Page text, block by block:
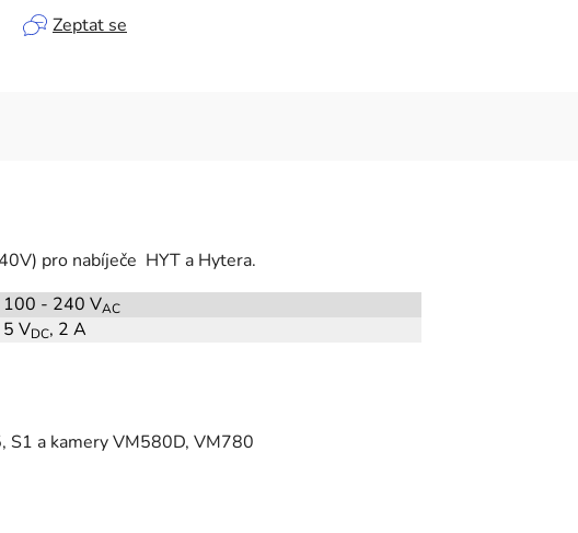
Zeptat se
pro nabíječe HYT a Hytera.
100 - 240 VAC
5 VDC, 2 A
a kamery VM580D, VM780